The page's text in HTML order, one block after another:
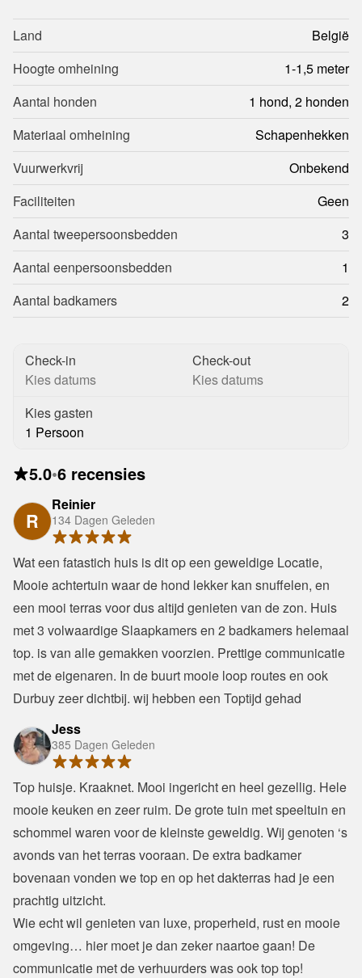
Land
België
Hoogte omheining
1-1,5 meter
Aantal honden
1 hond, 2 honden
Materiaal omheining
Schapenhekken
Vuurwerkvrij
Onbekend
Faciliteiten
Geen
Aantal tweepersoonsbedden
3
Aantal eenpersoonsbedden
1
Aantal badkamers
2
Check-in
Kies datums
Check-out
Kies datums
Kies gasten
1 Persoon
5.0•6 recensies
R
Reinier
134 Dagen Geleden
Wat een fatastich huis is dit op een geweldige Locatie,
Mooie achtertuin waar de hond lekker kan snuffelen, en
een mooi terras voor dus altijd genieten van de zon. Huis
met 3 volwaardige Slaapkamers en 2 badkamers helemaal
top. is van alle gemakken voorzien. Prettige communicatie
met de eigenaren. In de buurt mooie loop routes en ook
Durbuy zeer dichtbij. wij hebben een Toptijd gehad
Jess
385 Dagen Geleden
Top huisje. Kraaknet. Mooi ingericht en heel gezellig. Hele
mooie keuken en zeer ruim. De grote tuin met speeltuin en
schommel waren voor de kleinste geweldig. Wij genoten ‘s
avonds van het terras vooraan. De extra badkamer
bovenaan vonden we top en op het dakterras had je een
prachtig uitzicht.
Wie echt wil genieten van luxe, properheid, rust en mooie
omgeving… hier moet je dan zeker naartoe gaan! De
communicatie met de verhuurders was ook top top!